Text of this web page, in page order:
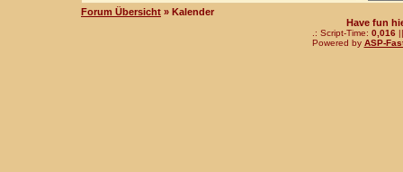
Forum Übersicht » Kalender
Have fun
.: Script-Time: 0,016||
Powered by ASP-